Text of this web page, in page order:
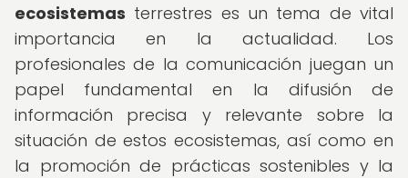
ecosistemas terrestres es un tema de vital
importancia en la actualidad. Los
profesionales de la comunicación juegan un
papel fundamental en la difusión de
información precisa y relevante sobre la
situación de estos ecosistemas, así como en
la promoción de prácticas sostenibles y la